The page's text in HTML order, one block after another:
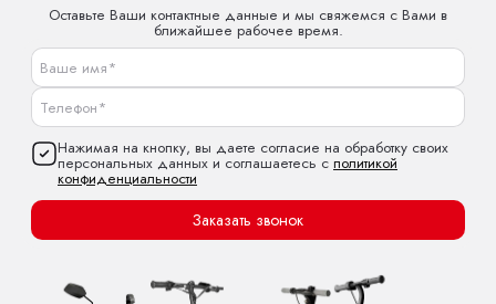
Оставьте Ваши контактные данные и мы свяжемся с Вами в
ближайшее рабочее время.
Нажимая на кнопку, вы даете согласие на обработку своих
персональных данных и соглашаетесь с политикой
конфиденциальности
Заказать звонок